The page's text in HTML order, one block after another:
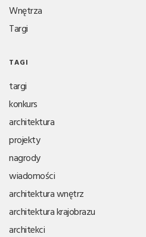
Wnętrza
Targi
TAGI
targi
konkurs
architektura
projekty
nagrody
wiadomości
architektura wnętrz
architektura krajobrazu
architekci